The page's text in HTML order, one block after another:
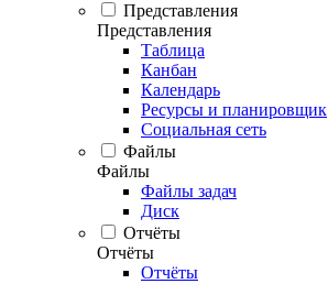
Представления
Представления
Таблица
Канбан
Календарь
Ресурсы и планировщик
Социальная сеть
Файлы
Файлы
Файлы задач
Диск
Отчёты
Отчёты
Отчёты